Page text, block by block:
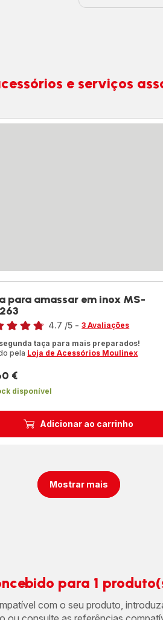
e serviços
Adicionar ao carrinho
para amassar em inox MS-
4.7 /5 - 3 Avaliações
taça para mais preparados!
pela Loja de Acessórios Moulinex
€
disponível
Mostrar mais
para 1
com o seu produto,